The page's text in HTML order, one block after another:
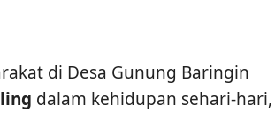
di Desa Gunung Baringin
dalam kehidupan sehari-hari,